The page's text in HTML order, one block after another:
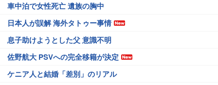
車中泊で女性死亡 遺族の胸中
日本人が誤解 海外タトゥー事情
息子助けようとした父 意識不明
佐野航大 PSVへの完全移籍が決定
ケニア人と結婚「差別」のリアル